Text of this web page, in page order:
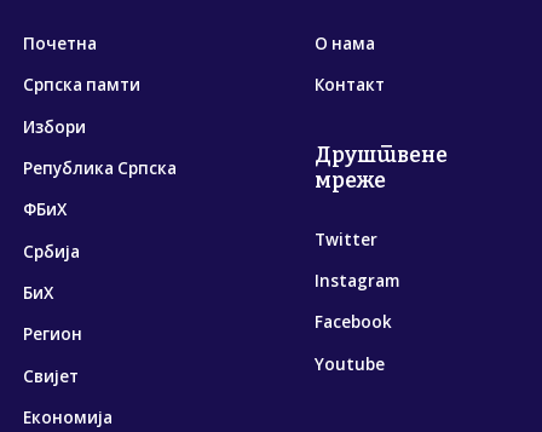
Почетна
Српска памти
Избори
Република Српска
ФБиХ
Србија
БиХ
Регион
Свијет
Економија
О нама
Контакт
Друштвене
мреже
Twitter
Instagram
Facebook
Youtube